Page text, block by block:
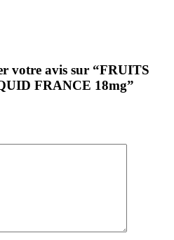
votre avis sur “FRUITS
FRANCE 18mg”